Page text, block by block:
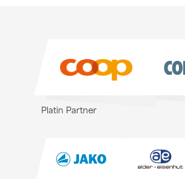
Platin Partner